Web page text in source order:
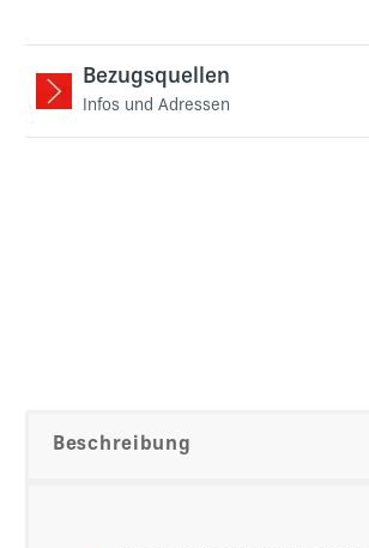
Bezugsquellen
Infos und Adressen
Beschreibung